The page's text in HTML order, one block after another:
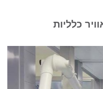
כלליות